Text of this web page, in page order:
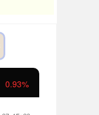
1.01%